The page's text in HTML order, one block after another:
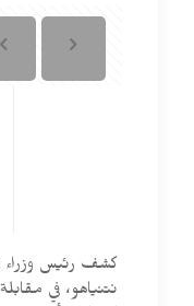
كشف رئيس وزراء